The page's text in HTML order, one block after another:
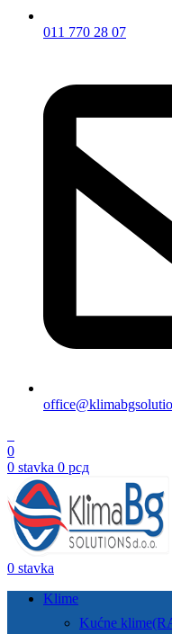
011 770 28 07
0
0 stavka 0 рсд
0 stavka
Klime
Kućne